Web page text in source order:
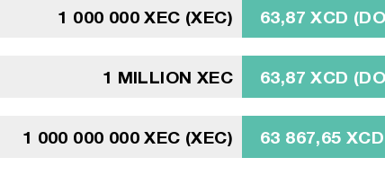
1 000 000 XEC (XEC) 63,87 XCD
1 MILLION XEC 63,87 XCD
1 000 000 000 XEC (XEC) 63 867,65